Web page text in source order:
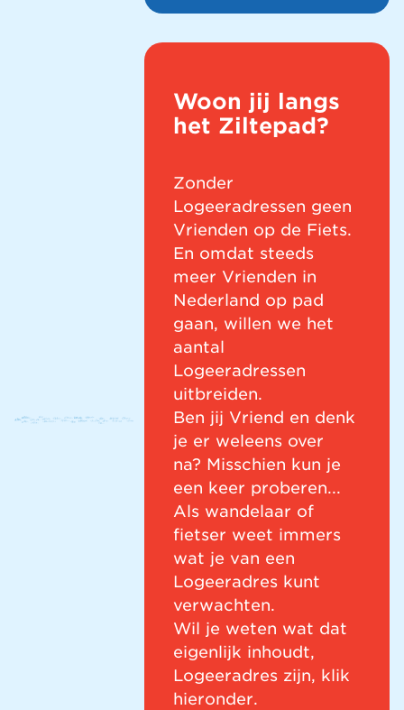
Woon jij langs
het Ziltepad?
Zonder
Logeeradressen geen
Vrienden op de Fiets.
En omdat steeds
meer Vrienden in
Nederland op pad
gaan, willen we het
aantal
Logeeradressen
uitbreiden.
Ben jij Vriend en denk
je er weleens over
na? Misschien kun je
een keer proberen...
Als wandelaar of
fietser weet immers
wat je van een
Logeeradres kunt
verwachten.
Wil je weten wat dat
eigenlijk inhoudt,
Logeeradres zijn, klik
hieronder.